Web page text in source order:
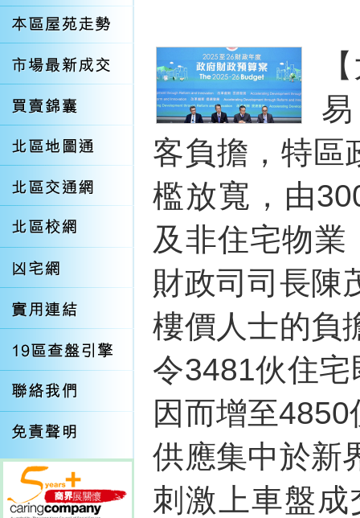
客負擔，特區
檻放寬，由
及非住宅物業
財政司司長陳
樓價人士的負
令3481伙住
因而增至
供應集中於新
刺激上車盤